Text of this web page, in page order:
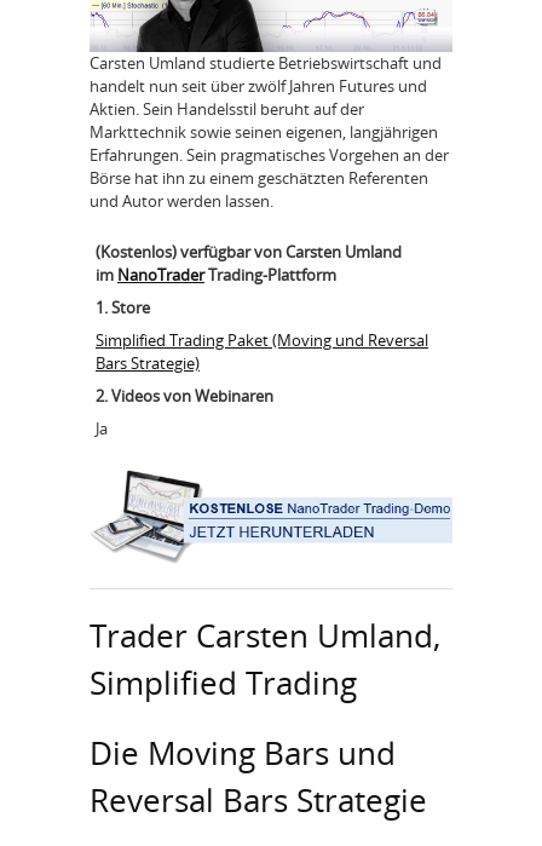
Carsten Umland studierte Betriebswirtschaft und
handelt nun seit über zwölf Jahren Futures und
Aktien. Sein Handelsstil beruht auf der
Markttechnik sowie seinen eigenen, langjährigen
Erfahrungen. Sein pragmatisches Vorgehen an der
Börse hat ihn zu einem geschätzten Referenten
und Autor werden lassen.
(Kostenlos) verfügbar von Carsten Umland
im NanoTraderTrading-Plattform
1. Store
Simplified Trading Paket (Moving und Reversal
Bars Strategie)
2. Videos von Webinaren
Ja
Trader Carsten Umland,
Simplified Trading
Die Moving Bars und
Reversal Bars Strategie